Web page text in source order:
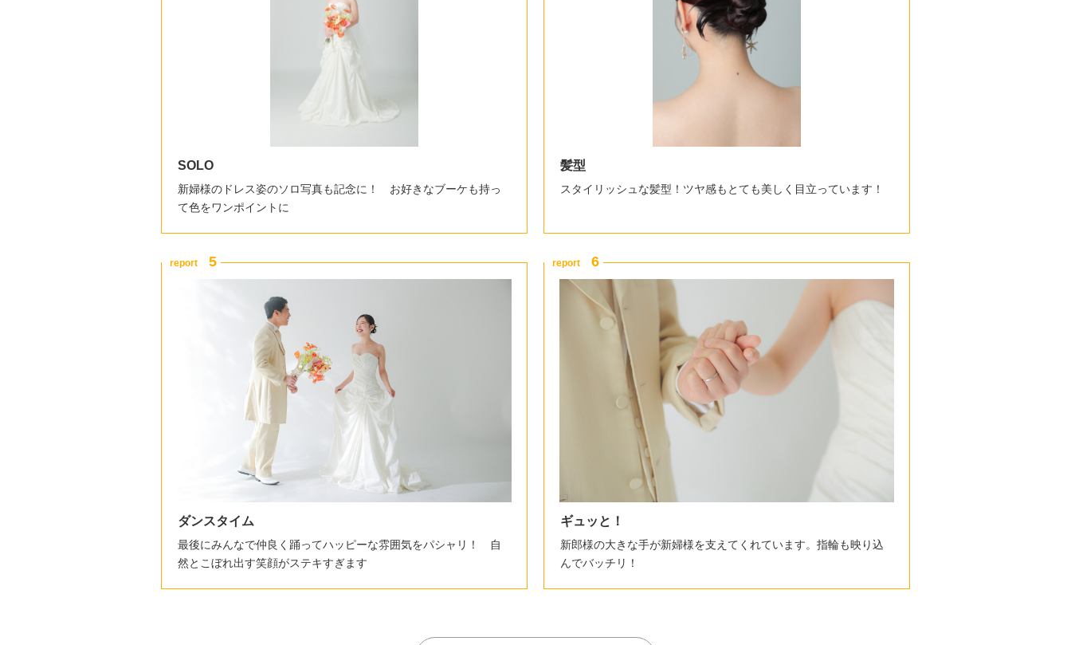
SOLO
新婦様のドレス姿のソロ写真も記念に！ お好きなブーケも持っ
て色をワンポイントに
髪型
スタイリッシュな髪型！ツヤ感もとても美しく目立っています！
ダンスタイム
最後にみんなで仲良く踊ってハッピーな雰囲気をパシャリ！ 自
然とこぼれ出す笑顔がステキすぎます
ギュッと！
新郎様の大きな手が新婦様を支えてくれています。指輪も映り込
んでバッチリ！